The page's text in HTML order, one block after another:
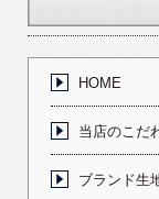
HOME
当店のこだ
ブランド生